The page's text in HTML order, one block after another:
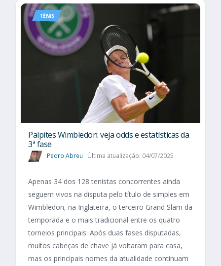
TÊNIS
Palpites Wimbledon: veja odds e estatísticas da
3ª fase
Pedro Abreu Última atualização: 04/07/2025
Apenas 34 dos 128 tenistas concorrentes ainda
seguem vivos na disputa pelo título de simples em
Wimbledon, na Inglaterra, o terceiro Grand Slam da
temporada e o mais tradicional entre os quatro
torneios principais. Após duas fases disputadas,
muitos cabeças de chave já voltaram para casa,
mas os principais nomes da atualidade continuam